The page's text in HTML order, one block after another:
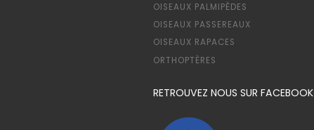
OISEAUX PALMIPÈDES
OISEAUX PASSEREAUX
OISEAUX RAPACES
ORTHOPTÈRES
RETROUVEZ NOUS SUR FACEBOOK